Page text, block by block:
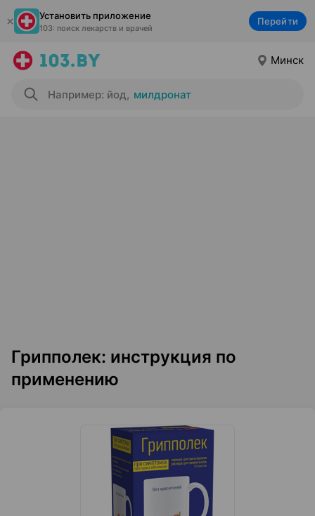
Установить приложение
103: поиск лекарств и врачей
Перейти
Минск
Например: йод, милдронат
Грипполек: инструкция по
применению